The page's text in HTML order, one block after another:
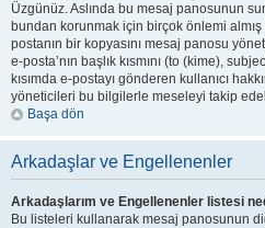
Üzgünüz. Aslında bu mesaj panosunun
bundan korunmak için birçok önlemi almış
postanın bir kopyasını mesaj panosu
e-posta’nın başlık kısmını (to (kime),
kısımda e-postayı gönderen kullanıcı
yöneticileri bu bilgilerle meseleyi takip
Başa dön
Arkadaşlar ve Engellenenler
Arkadaşlarım ve Engellenenler listesi
Bu listeleri kullanarak mesaj panosunun